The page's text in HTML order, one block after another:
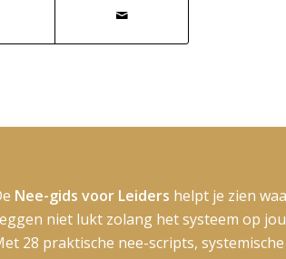
Nee-gids voor Leiders helpt je zien
niet lukt zolang het systeem op
28 praktische nee-scripts,